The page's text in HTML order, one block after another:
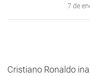
7 de
Cristiano Ronaldo